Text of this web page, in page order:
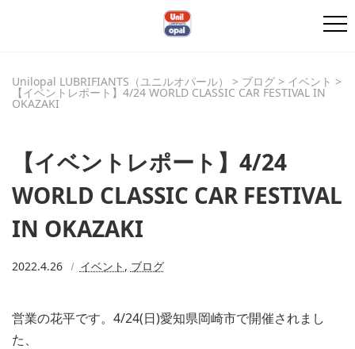
Unilopal LUBRIFIANTS（ユニルオパール） > ブログ > イベント >
【イベントレポート】4/24 WORLD CLASSIC CAR FESTIVAL IN
OKAZAKI
【イベントレポート】4/24
WORLD CLASSIC CAR FESTIVAL
IN OKAZAKI
2022.4.26 イベント , ブログ
営業の花平です。4/24(日)愛知県岡崎市で開催されまし
た、